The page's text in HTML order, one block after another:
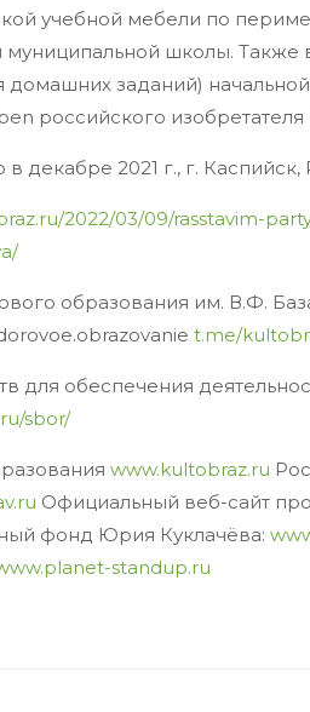
учебной мебели по
муниципальной школы. Также
домашних заданий)
российского
в декабре 2021 г., г.
2022/03/09/rasstavim-
образования им. В.Ф.
t.me/
для обеспечения
sbor/
www.kultobraz.ru
Официальный веб-сайт
фонд Юрия Куклачёва:
standup.ru